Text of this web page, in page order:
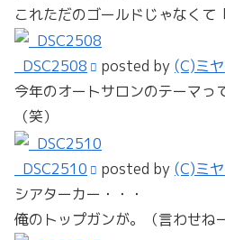
これただのゴールドじゃなくて
_DSC2508 posted by (C)ミ
今年のオートサロンのテーマっ
（笑）
_DSC2510 posted by (C)ミ
シアターカー・・・
俺のトップガンが。（言わせね